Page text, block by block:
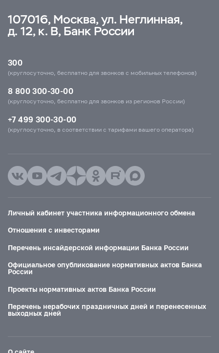
107016, Москва, ул. Неглинная,
д. 12, к. В, Банк России
300
(круглосуточно, бесплатно для звонков с мобильных телефонов)
8 800 300-30-00
(круглосуточно, бесплатно для звонков из регионов России)
+7 499 300-30-00
(круглосуточно, в соответствии с тарифами вашего оператора)
Личный кабинет участника информационного обмена
Отношения с инвесторами
Перечень инсайдерской информации Банка России
Официальное опубликование нормативных актов Банка
России
Проекты нормативных актов Банка России
Перечень нерабочих праздничных дней и перенесенных
выходных дней